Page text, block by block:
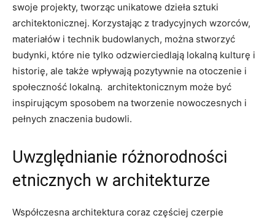
swoje projekty, tworząc unikatowe dzieła sztuki
architektonicznej. Korzystając ⁤z tradycyjnych wzorców,
⁢materiałów i ⁤technik⁢ budowlanych, można stworzyć
budynki, ⁤które nie tylko odzwierciedlają lokalną kulturę i
historię, ale‍ także wpływają ⁤pozytywnie na otoczenie⁢ i
społeczność lokalną. ⁣ ⁤architektonicznym może​ być
inspirującym sposobem na​ tworzenie nowoczesnych⁣ i
pełnych znaczenia ⁤budowli.
Uwzględnianie różnorodności
etnicznych w architekturze
Współczesna architektura coraz częściej czerpie